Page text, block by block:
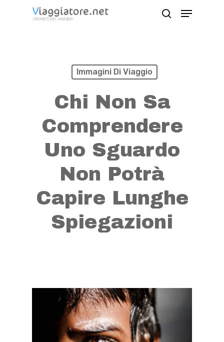
Menu
Immagini Di Viaggio
Chi Non Sa
Comprendere
Uno Sguardo
Non Potrà
Capire Lunghe
Spiegazioni